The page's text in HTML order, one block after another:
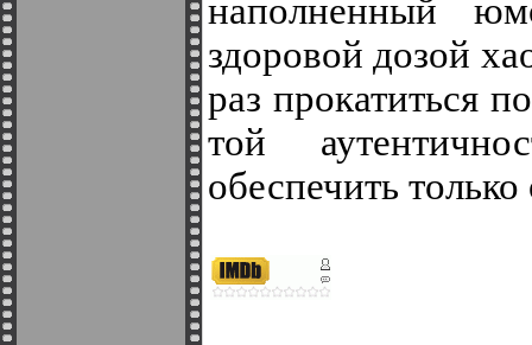
наполненный
здоровой дозой
раз прокатиться
той
обеспечить